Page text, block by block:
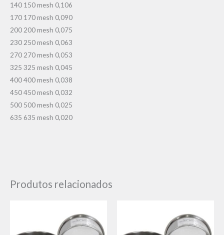
140 150 mesh 0,106
170 170 mesh 0,090
200 200 mesh 0,075
230 250 mesh 0,063
270 270 mesh 0,053
325 325 mesh 0,045
400 400 mesh 0,038
450 450 mesh 0,032
500 500 mesh 0,025
635 635 mesh 0,020
Produtos relacionados